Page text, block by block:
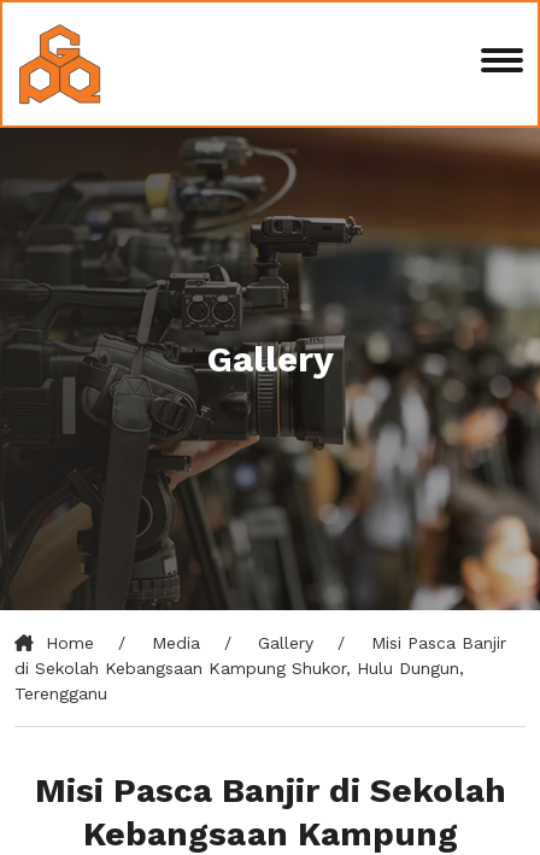
Gallery
Home Media Gallery
Misi Pasca Banjir
di Sekolah Kebangsaan Kampung Shukor, Hulu Dungun,
Terengganu
Misi Pasca Banjir di Sekolah
Kebangsaan Kampung